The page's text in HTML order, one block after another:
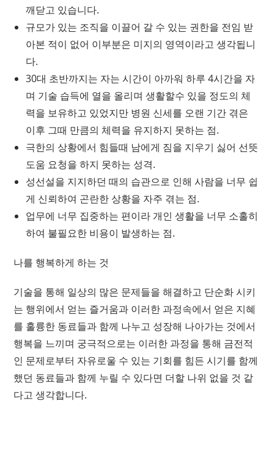
깨닫고 있습니다.
규모가 있는 조직을 이끌어 갈 수 있는 권한을 전임 받
아본 적이 없어 이부분은 미지의 영역이라고 생각됩니
다.
30대 초반까지는 자는 시간이 아까워 하루 4시간을 자
며 기술 습득에 열을 올리며 생활할수 있을 정도의 체
력을 보유하고 있었지만 병원 신세를 오랜 기간 겪은
이후 그때 만큼의 체력을 유지하지 못하는 점.
극한의 상황에서 힘들때 남에게 짐을 지우기 싫어 선뜻
도움 요청을 하지 못하는 성격.
성선설을 지지하던 때의 습관으로 인해 사람을 너무 쉽
게 신뢰하여 곤란한 상황을 자주 겪는 점.
업무에 너무 집중하는 편이라 개인 생활을 너무 소홀히
하여 불필요한 비용이 발생하는 점.
나를 행복하게 하는 것
기술을 통해 일상의 많은 문제들을 해결하고 단순화 시키
는 행위에서 얻는 즐거움과 이러한 과정속에서 얻은 지혜
를 훌륭한 동료들과 함께 나누고 성장해 나아가는 것에서
행복을 느끼며 궁극적으로는 이러한 과정을 통해 금전적
인 문제로부터 자유로울 수 있는 기회를 힘든 시기를 함께
했던 동료들과 함께 누릴 수 있다면 더할 나위 없을 것 같
다고 생각합니다.